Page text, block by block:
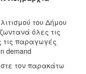
του Δήμου
όλες τις
τις παραγωγές
demand
τον παρακάτω